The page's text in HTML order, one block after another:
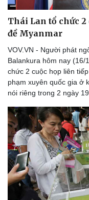
Thái Lan tổ chức
đề Myanmar
VOV.VN - Người phát
Balankura hôm nay (16/
chức 2 cuộc họp liên
phạm xuyên quốc gia ở
nói riêng trong 2 ngày